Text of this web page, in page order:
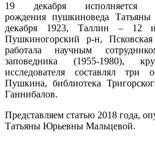
19 декабря
рождения пушкиноведа
декабря 1923, Таллин – 12
Пушкиногорский р-н,
работала научным
заповедника (1955-1980),
исследователя составлял
Пушкина, библиотека
Ганнибалов.
Представляем статью 2018 года,
Татьяны Юрьевны Мальцевой.